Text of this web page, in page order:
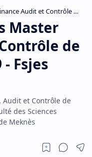
Audit et Contrôle de Gestion
Master
de
Fsjes
Audit et Contrôle de
des Sciences
Meknès